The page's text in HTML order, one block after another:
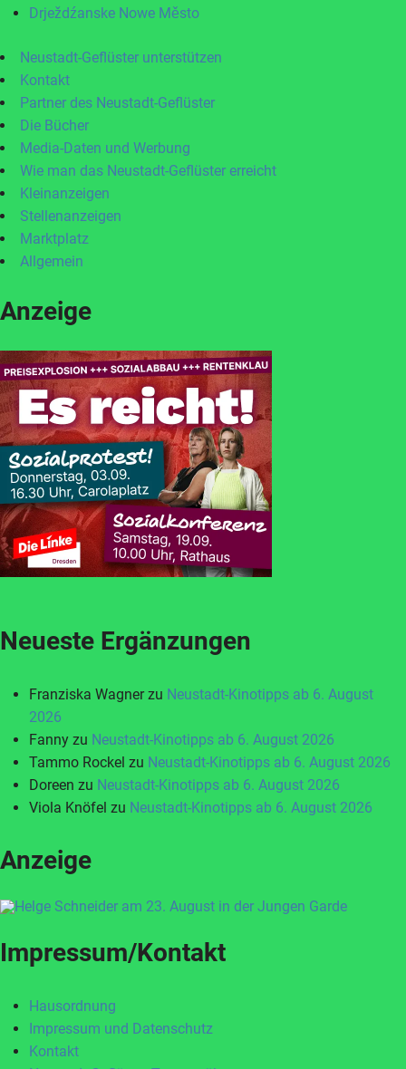
Drježdźanske Nowe Město
Neustadt-Geflüster unterstützen
Kontakt
Partner des Neustadt-Geflüster
Die Bücher
Media-Daten und Werbung
Wie man das Neustadt-Geflüster erreicht
Kleinanzeigen
Stellenanzeigen
Marktplatz
Allgemein
Anzeige
Neueste Ergänzungen
Franziska Wagnerzu Neustadt-Kinotipps ab 6. August
2026
Fanny zu Neustadt-Kinotipps ab 6. August 2026
Tammo Rockel zu Neustadt-Kinotipps ab 6. August 2026
Doreen zu Neustadt-Kinotipps ab 6. August 2026
Viola Knöfel zu Neustadt-Kinotipps ab 6. August 2026
Anzeige
Impressum/Kontakt
Hausordnung
Impressum und Datenschutz
Kontakt